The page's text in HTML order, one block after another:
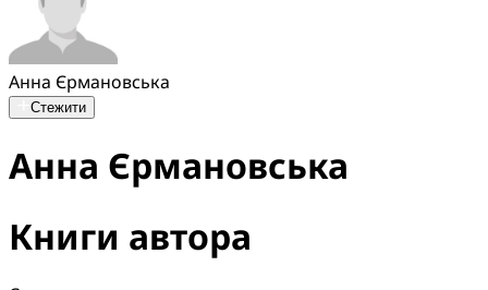
Анна Єрмановська
Стежити
Анна Єрмановська
Книги автора